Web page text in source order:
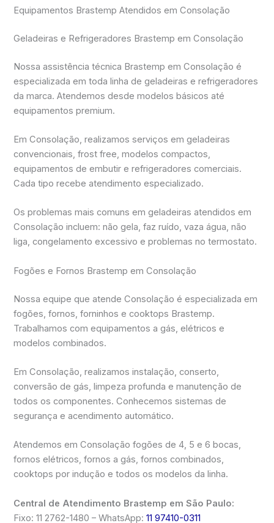
Equipamentos Brastemp Atendidos em Consolação
Geladeiras e Refrigeradores Brastemp em Consolação
Nossa assistência técnica Brastemp em Consolação é
especializada em toda linha de geladeiras e refrigeradores
da marca. Atendemos desde modelos básicos até
equipamentos premium.
Em Consolação, realizamos serviços em geladeiras
convencionais, frost free, modelos compactos,
equipamentos de embutir e refrigeradores comerciais.
Cada tipo recebe atendimento especializado.
Os problemas mais comuns em geladeiras atendidos em
Consolação incluem: não gela, faz ruído, vaza água, não
liga, congelamento excessivo e problemas no termostato.
Fogões e Fornos Brastemp em Consolação
Nossa equipe que atende Consolação é especializada em
fogões, fornos, forninhos e cooktops Brastemp.
Trabalhamos com equipamentos a gás, elétricos e
modelos combinados.
Em Consolação, realizamos instalação, conserto,
conversão de gás, limpeza profunda e manutenção de
todos os componentes. Conhecemos sistemas de
segurança e acendimento automático.
Atendemos em Consolação fogões de 4, 5 e 6 bocas,
fornos elétricos, fornos a gás, fornos combinados,
cooktops por indução e todos os modelos da linha.
Central de Atendimento Brastemp em São Paulo:
Fixo: 11 2762-1480 – WhatsApp:11 97410-0311